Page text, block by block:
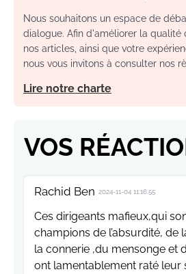
Nous souhaitons un espace de
dialogue. Afin d'améliorer la qualité
nos articles, ainsi que votre
nous vous invitons à consulter nos
Lire notre charte
VOS
Rachid Ben 2024-11-04 11:16:55
Ces dirigeants mafieux,qui
champions de l’absurdité, de
la connerie ,du mensonge et
ont lamentablement raté leur